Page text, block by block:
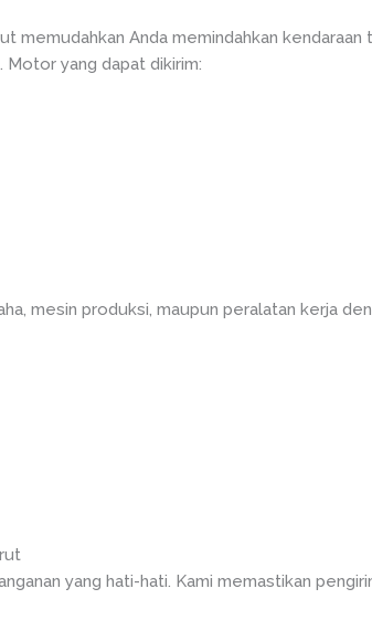
memudahkan Anda memindahkan
Motor yang dapat dikirim:
mesin produksi, maupun peralatan kerja
yang hati-hati. Kami memastikan